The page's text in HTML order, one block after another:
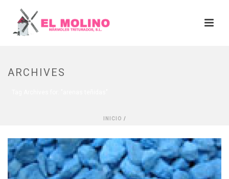
ARCHIVES
INICIO /